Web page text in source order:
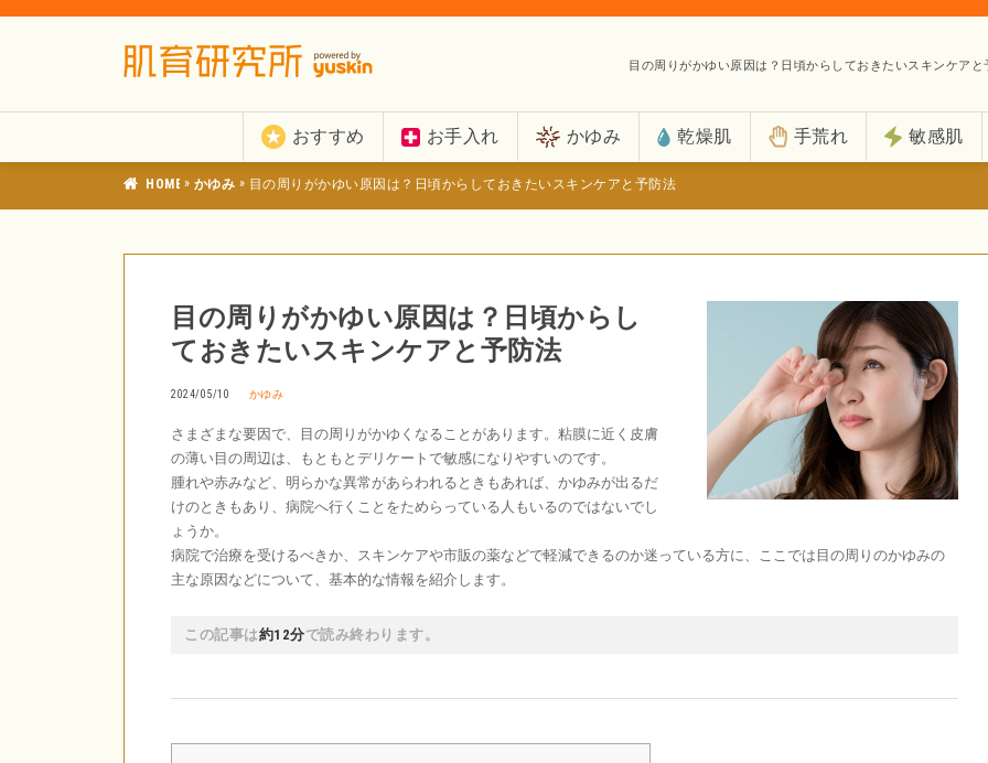
目の周りがかゆい原因は？日頃からしておきたいスキンケア
おすすめ お手入れ かゆみ 乾燥肌 手荒れ 敏感肌
肌育研究所
» かゆみ » 目の周りがかゆい原因は？日頃からしておきたいスキンケアと予防法
目の周りがかゆい原因は？日頃からし
ておきたいスキンケアと予防法
2024/05/10 かゆみ
さまざまな要因で、目の周りがかゆくなることがあります。粘膜に近く皮膚
の薄い目の周辺は、もともとデリケートで敏感になりやすいのです。
腫れや赤みなど、明らかな異常があらわれるときもあれば、かゆみが出るだ
けのときもあり、病院へ行くことをためらっている人もいるのではないでし
ょうか。
病院で治療を受けるべきか、スキンケアや市販の薬などで軽減できるのか迷っている方に、ここでは目の周りのかゆみの
主な原因などについて、基本的な情報を紹介します。
この記事は約12分で読み終わります。